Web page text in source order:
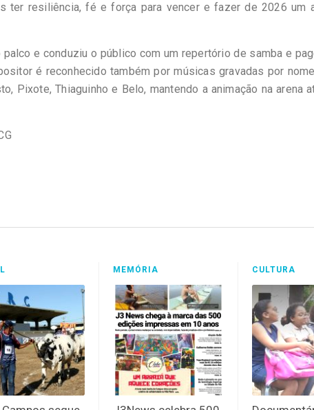
ter resiliência, fé e força para vencer e fazer de 2026 um
e conduziu o público com um repertório de samba e
é reconhecido também por músicas gravadas por
Pixote, Thiaguinho e Belo, mantendo a animação na arena
MEMÓRIA CULTURA